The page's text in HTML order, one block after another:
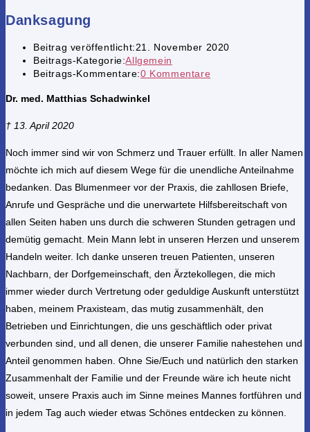
Danksagung
Beitrag veröffentlicht:21. November 2020
Beitrags-Kategorie:Allgemein
Beitrags-Kommentare:0 Kommentare
Dr. med. Matthias Schadwinkel
† 13. April 2020
Noch immer sind wir von Schmerz und Trauer erfüllt. In aller Namen
möchte ich mich auf diesem Wege für die unendliche Anteilnahme
bedanken. Das Blumenmeer vor der Praxis, die zahllosen Briefe,
Anrufe und Gespräche und die unerwartete Hilfsbereitschaft von
allen Seiten haben uns durch die schweren Stunden getragen und
demütig gemacht. Mein Mann lebt in unseren Herzen und unserem
Handeln weiter. Ich danke unseren treuen Patienten, unseren
Nachbarn, der Dorfgemeinschaft, den Ärztekollegen, die mich
immer wieder durch Vertretung oder geduldige Auskunft unterstützt
haben, meinem Praxisteam, das mutig zusammenhält, den
Betrieben und Einrichtungen, die uns geschäftlich oder privat
verbunden sind, und all denen, die unserer Familie nahestehen und
Anteil genommen haben. Ohne Sie/Euch und natürlich den starken
Zusammenhalt der Familie und der Freunde wäre ich heute nicht
soweit, unsere Praxis auch im Sinne meines Mannes fortführen und
in jedem Tag auch wieder etwas Schönes entdecken zu können.